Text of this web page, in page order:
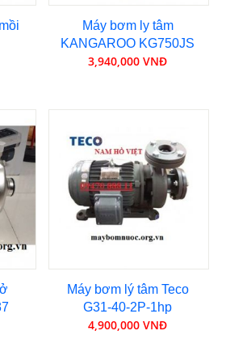
Máy bơm ly tâm
KANGAROO KG750JS
3,940,000 VNĐ
Máy bơm lý tâm Teco
G31-40-2P-1hp
4,900,000 VNĐ